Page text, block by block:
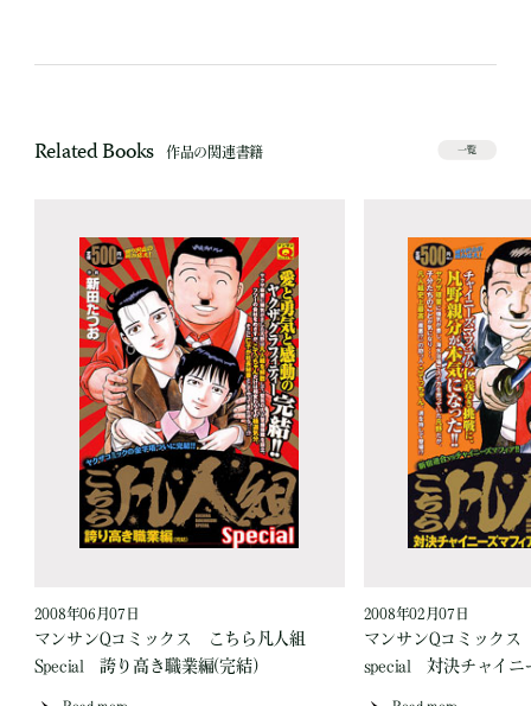
Related Books 作品の関連書籍 一覧
2008年06月07日
マンサンQコミックス こちら凡人組
Special 誇り高き職業編(完結)
2008年02月07日
マンサンQコミック
special 対決チャイニ